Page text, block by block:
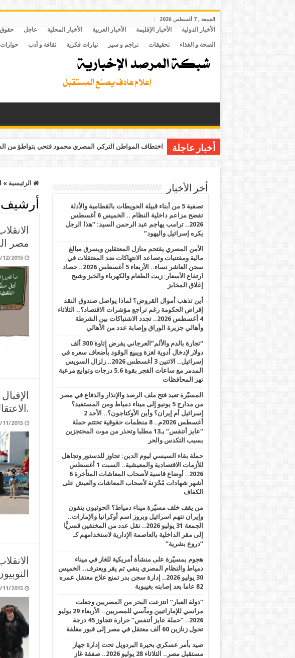
الجمعة , 7 أغسطس 2026
الأخبار الدولية الأخبار الإقليمة الأخبار العربية الأخبار المحلية عاجل حقوق
الصحة و الغذاء تحقيقات تراجم و سير تيارات فكرية ثقافة و أدب حوارات
أخبار عاجلة اختطاف المواطن التركي المصري محمود فتحي بتواطؤ من
الرئيسية »
أرشيف
مصر
12/2015
11/2015
11/2015
أخر الأخبار
تصفية 5 من أبناء قبيلة الحويطات بالقطامية والأدلة
تفضح مزاعم داخلية النظام .. الخميس 6 أغسطس
2026.. ترامب يهاجم عبد الرحمن السيد: “هذا الرجل
يكره إسرائيل واليهود”
الأمن المصري يقتحم منازل المعتقلين ويسرق مبالغ
مالية ومقتنيات وتصاعد الانتهاكات ضد المعتقلات في
سجن العاشر نساء.. الأربعاء 5 أغسطس 2026.. حصاد
ارتفاع الأسعار: زيت الطعام والكهرباء والخبز وشبح
إغلاق المخابز
أين تذهب أموال القروض؟ لماذا يواصل صندوق النقد
إقراض الحكومة رغم تراجع مؤشرات الاقتصاد؟.. الثلاثاء
4 أغسطس 2026.. تجدد الاشتباكات بين الشرطة
وأهالي جزيرة الوراق وإصابة عدد من الأهالي
“تجارة بالدم والألم”العرجاني يفرض إتاوة 300 ألف
دولار لإدخال أدوية لغزة ويبيع الوقود بأضعاف سعره في
إسرائيل.. الاثنين 3 أغسطس 2026.. زلزال السويس
المدمر مع ساعات الفجر بقوة 5.6 درجات وتوابع مرعبة
تهز المحافظات
المسيّرة تعيد فتح ملف الرصد والإنذار والدفاع في مصر
من مدارج 5 يونيو إلى ميناء دمياط ومن المستفيد؟
إسرائيل أم إيران؟ وأين الأوكتاجون؟.. الأحد 2
أغسطس 2026م.. 8 منظمات حقوقية تختتم حملة
“عايز أتنفس” بـ13 مطلبا وتحذر من موت المحتجزين
بسبب التكدس والحر
حملة بقاء السيسي ليوم الدين: تجاوز للدستور وتجاهل
للأزمات الاقتصادية والمعيشية.. السبت 1 أغسطس
2026.. أوضاع قاسية لأصحاب المعاشات المتأخرة 6
أشهر شهادات مُحْزِنة لأصحاب المعاشات والعيش على
الكفاف
من يقف خلف مسيّرة ميناء دمياط؟ الحوثيون ينفون
وإيران تتهم اسرائيل وبروز اسم أوكرانيا والإمارات..
الجمعة 31 يوليو 2026.. نقل عدد من المختفين قسريًّا
إلى مقر الداخلية بالعاصمة الإدارية لاستخدامهم كـ
“دروع بشرية”
هجوم بمسيّرة على منشأة أمريكية للغاز في ميناء
دمياط والنظام المصري ينفي ثم يقر ويعترف.. الخميس
30 يوليو 2026.. إدارة سجن بدر تمنع علاج معتقل عمره
82 عاما بعد إصابته بغيبوبة
“دولة العبار” انتزعت البحر من المصريين وجعلت
مراسي للإماراتيين ومآسي للمصريين.. الأربعاء 29 يوليو
2026.. “حملة عايز أتنفس” حرارة تتجاوز 45 درجة
تحول زنازين 60 ألف معتقل في مصر إلى قبور مغلقة
صيد بأمر عسكري بحيرة البردويل تحت إدارة جهاز
مستقبل مصر.. الثلاثاء 28 يوليو 2026.. صفقة غاز